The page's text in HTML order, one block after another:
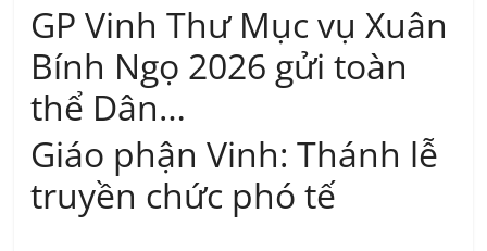
GP Vinh Thư Mục vụ Xuân
Bính Ngọ 2026 gửi toàn
thể Dân…
Giáo phận Vinh: Thánh lễ
truyền chức phó tế